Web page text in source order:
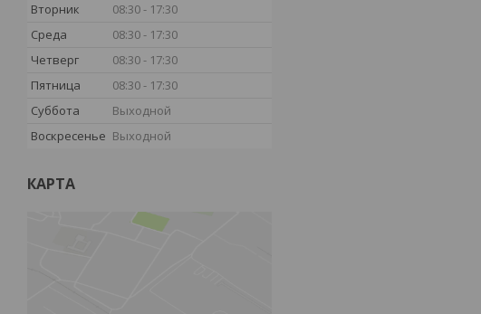
Вторник
08:30
17:30
Среда
08:30
17:30
Четверг
08:30
17:30
Пятница
08:30
17:30
Суббота
Выходной
Воскресенье Выходной
КАРТА